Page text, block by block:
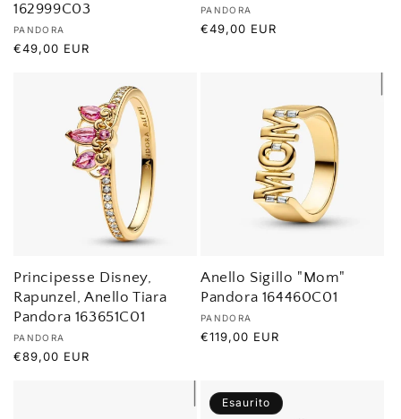
162999C03
Produttore:
PANDORA
Prezzo
€49,00 EUR
Produttore:
PANDORA
Prezzo
€49,00 EUR
Principesse Disney,
Rapunzel, Anello Tiara
Pandora 163651C01
Produttore:
PANDORA
Prezzo
€89,00 EUR
Anello Sigillo "Mom"
Pandora 164460C01
Produttore:
PANDORA
Prezzo
€119,00 EUR
Esaurito